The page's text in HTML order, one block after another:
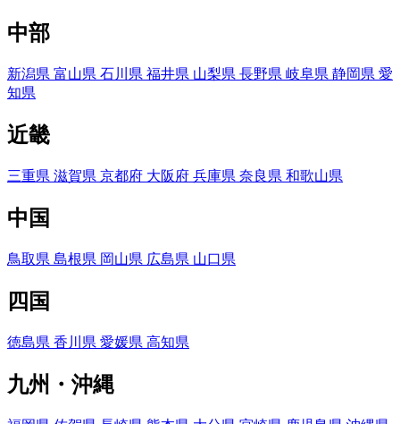
中部
新潟県 富山県 石川県 福井県 山梨県 長野県 岐阜県 静岡県 愛
知県
近畿
三重県 滋賀県 京都府 大阪府 兵庫県 奈良県 和歌山県
中国
鳥取県 島根県 岡山県 広島県 山口県
四国
徳島県 香川県 愛媛県 高知県
九州・沖縄